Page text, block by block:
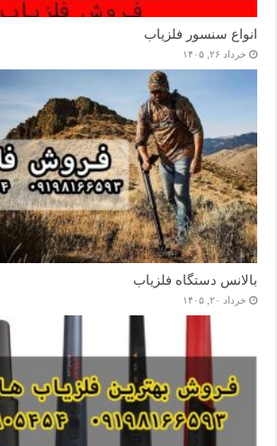
انواع سنسور فلزیاب
خرداد ۲۶, ۱۴۰۵
بالانس دستگاه فلزیاب
خرداد ۲۰, ۱۴۰۵